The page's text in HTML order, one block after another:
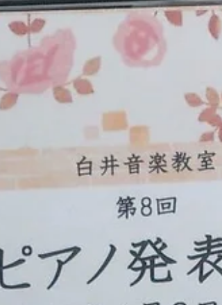
とてもとても嬉しか...